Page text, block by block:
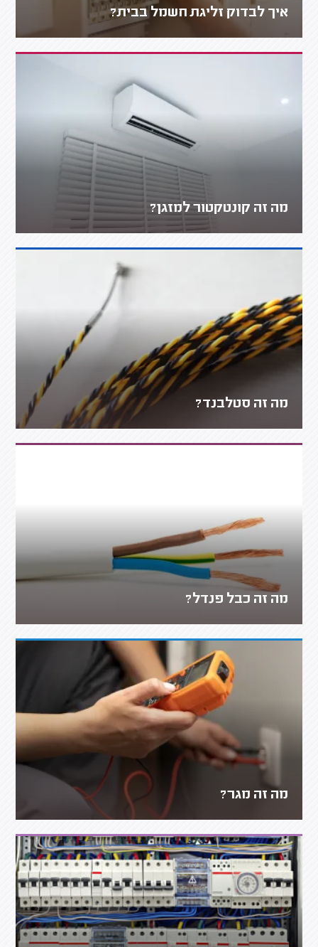
איך לבדוק זליגת חשמל בבית?
מה זה קונטקטור למזגן?
מה זה סטלבנד?
מה זה כבל פנדל?
מה זה מגר?